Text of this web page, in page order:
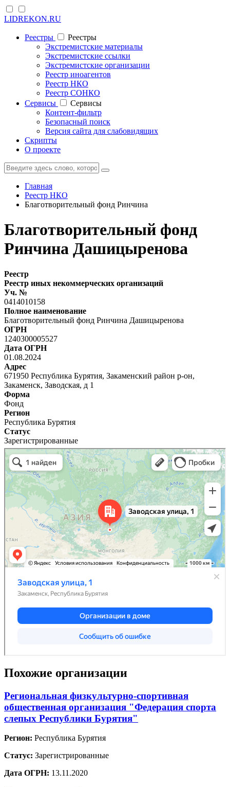
LIDREKON.RU
Реестры
Реестры
Экстремистские материалы
Экстремистские ссылки
Экстремистские организации
Реестр иноагентов
Реестр НКО
Реестр СОНКО
Cервисы
Cервисы
Контент-фильтр
Безопасный поиск
Версия сайта для слабовидящих
Скрипты
О проекте
Главная
Реестр НКО
Благотворительный фонд Ринчина
Благотворительный фонд
Ринчина Дашицыренова
Реестр
Реестр иных некоммерческих организаций
Уч. №
0414010158
Полное наименование
Благотворительный фонд Ринчина Дашицыренова
ОГРН
1240300005527
Дата ОГРН
01.08.2024
Адрес
671950 Республика Бурятия, Закаменский район р-он,
Закаменск, Заводская, д 1
Форма
Фонд
Регион
Республика Бурятия
Статус
Зарегистрированные
Похожие организации
Региональная физкультурно-спортивная
общественная организация "Федерация спорта
слепых Республики Бурятия"
Регион: Республика Бурятия
Статус: Зарегистрированные
Дата ОГРН: 13.11.2020